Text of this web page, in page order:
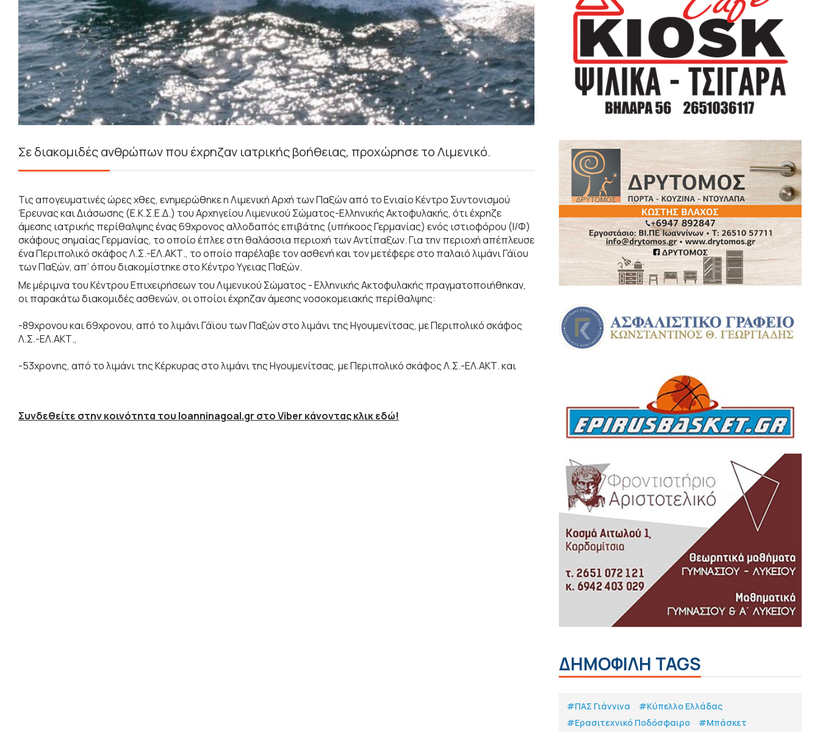
Σε διακομιδές ανθρώπων που έχρηζαν ιατρικής βοήθειας, προχώρησε το Λιμενικό.
Τις απογευματινές ώρες χθες, ενημερώθηκε η Λιμενική Αρχή των Παξών από το Ενιαίο Κέντρο Συντονισμού
Έρευνας και Διάσωσης (Ε.Κ.Σ.Ε.Δ.) του Αρχηγείου Λιμενικού Σώματος-Ελληνικής Ακτοφυλακής, ότι έχρηζε
άμεσης ιατρικής περίθαλψης ένας 69χρονος αλλοδαπός επιβάτης (υπήκοος Γερμανίας) ενός ιστιοφόρου (Ι/Φ)
σκάφους σημαίας Γερμανίας, το οποίο έπλεε στη θαλάσσια περιοχή των Αντίπαξων. Για την περιοχή απέπλευσε
ένα Περιπολικό σκάφος Λ.Σ.-ΕΛ.ΑΚΤ., το οποίο παρέλαβε τον ασθενή και τον μετέφερε στο παλαιό λιμάνι Γάϊου
των Παξών, απ’ όπου διακομίστηκε στο Κέντρο Υγειας Παξών.
Με μέριμνα του Κέντρου Επιχειρήσεων του Λιμενικού Σώματος - Ελληνικής Ακτοφυλακής πραγματοποιήθηκαν,
οι παρακάτω διακομιδές ασθενών, οι οποίοι έχρηζαν άμεσης νοσοκομειακής περίθαλψης:
-89χρονου και 69χρονου, από το λιμάνι Γάϊου των Παξών στο λιμάνι της Ηγουμενίτσας, με Περιπολικό σκάφος
Λ.Σ.-ΕΛ.ΑΚΤ.,
-53χρονης, από το λιμάνι της Κέρκυρας στο λιμάνι της Ηγουμενίτσας, με Περιπολικό σκάφος Λ.Σ.-ΕΛ.ΑΚΤ. και
Συνδεθείτε στην κοινότητα του Ioanninagoal.gr στο Viber κάνοντας κλικ εδώ!
ΔΗΜΟΦΙΛΗ TAGS
#ΠΑΣ Γιάννινα
#Κύπελλο Ελλάδας
#Eρασιτεχνικό Ποδόσφαιρο
#Μπάσκετ